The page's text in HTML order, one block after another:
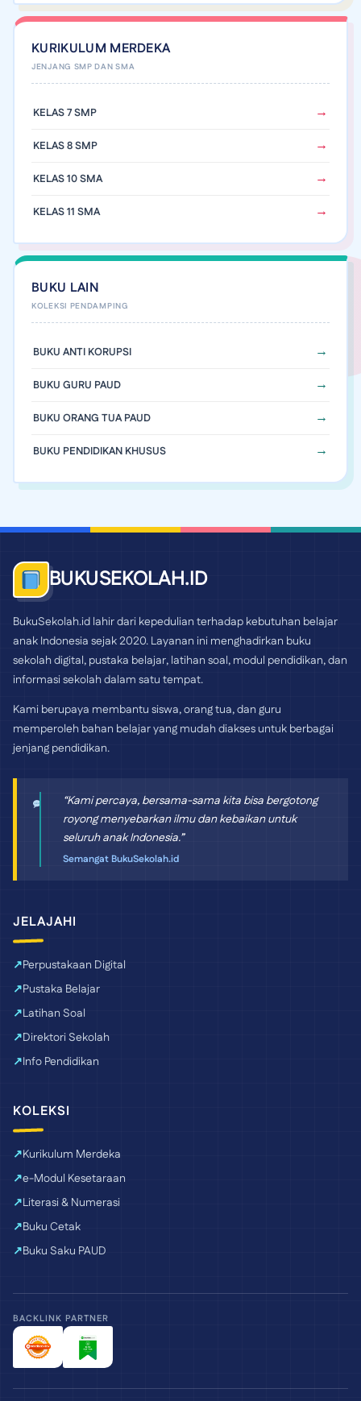
KURIKULUM MERDEKA
KELAS 7 SMP
KELAS 8 SMP
KELAS 10 SMA
KELAS 11 SMA
BUKU LAIN
BUKU ANTI KORUPSI
BUKU GURU PAUD
BUKU ORANG TUA PAUD
BUKU PENDIDIKAN KHUSUS
BUKUSEKOLAH.ID
BukuSekolah.id lahir dari kepedulian terhadap kebutuhan belajar
anak Indonesia sejak 2020. Layanan ini menghadirkan buku
sekolah digital, pustaka belajar, latihan soal, modul pendidikan, dan
informasi sekolah dalam satu tempat.
Kami berupaya membantu siswa, orang tua, dan guru
memperoleh bahan belajar yang mudah diakses untuk berbagai
jenjang pendidikan.
“Kami percaya, bersama-sama kita bisa bergotong
royong menyebarkan ilmu dan kebaikan untuk
seluruh anak Indonesia.”
Semangat BukuSekolah.id
JELAJAHI
Perpustakaan Digital
Pustaka Belajar
Latihan Soal
Direktori Sekolah
Info Pendidikan
KOLEKSI
Kurikulum Merdeka
e-Modul Kesetaraan
Literasi & Numerasi
Buku Cetak
Buku Saku PAUD
BACKLINK PARTNER